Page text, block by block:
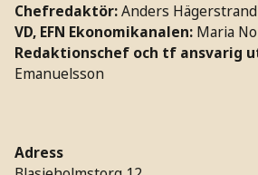
Chefredaktör:Anders Hägerstrand
VD, EFN Ekonomikanalen: Maria
Redaktionschef och tf ansvarig
Emanuelsson
Adress